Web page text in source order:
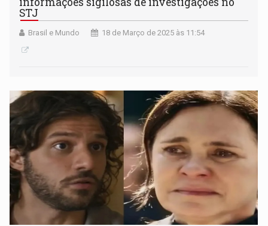
STJ
Brasil e Mundo 18 de Março de 2025 às 11:54